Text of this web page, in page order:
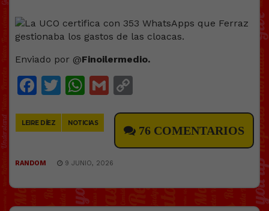
Enviado por @Finoilermedio.
Facebook
Twitter
WhatsApp
Gmail
LEIRE DÍEZ NOTICIAS
76 COMENTARIOS
RANDOM 9 JUNIO, 2026